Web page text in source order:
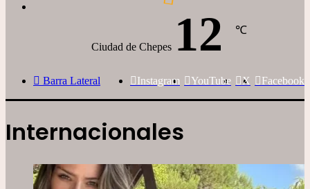
Ciudad de Chepes 12 ℃
Facebook
X
YouTube
Instagram
Barra Lateral
Internacionales